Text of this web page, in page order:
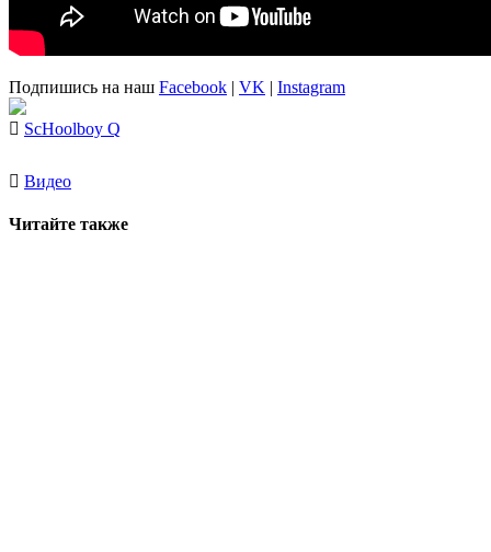
Подпишись на наш Facebook | VK | Instagram
ScHoolboy Q
Видео
Читайте также